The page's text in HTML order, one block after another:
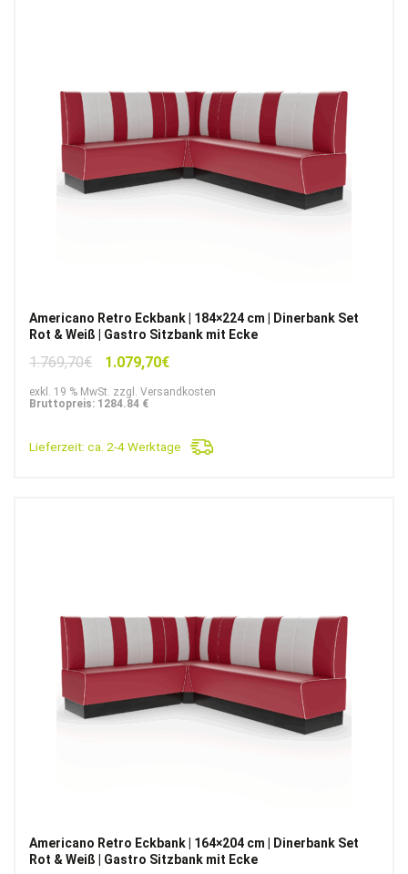
Americano Retro Eckbank | 184×224 cm | Dinerbank Set
Rot & Weiß | Gastro Sitzbank mit Ecke
1.769,70€
Ursprünglicher
war:
1.079,70€Aktueller
ist:
exkl. 19 % MwSt. zzgl. Versandkosten
Bruttopreis: 1284.84 €
Lieferzeit: ca. 2-4 Werktage
Americano Retro Eckbank | 164×204 cm | Dinerbank Set
Rot & Weiß | Gastro Sitzbank mit Ecke